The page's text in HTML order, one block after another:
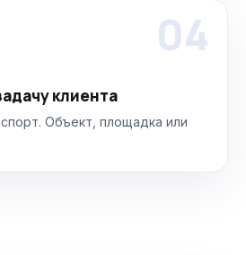
04
клиента
Объект, площадка или